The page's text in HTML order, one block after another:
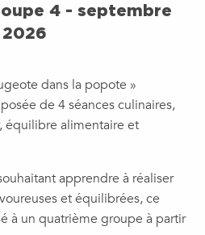
4 - septembre
2026
dans la popote »
de 4 séances culinaires,
équilibre alimentaire et
apprendre à réaliser
et équilibrées, ce
à un quatrième groupe à partir